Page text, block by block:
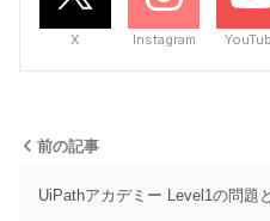
X Instagram
前の記事
UiPathアカデミー Level1の問題